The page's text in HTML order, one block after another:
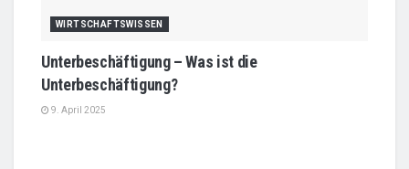
WIRTSCHAFTSWISSEN
Unterbeschäftigung – Was ist die
Unterbeschäftigung?
9. April 2025